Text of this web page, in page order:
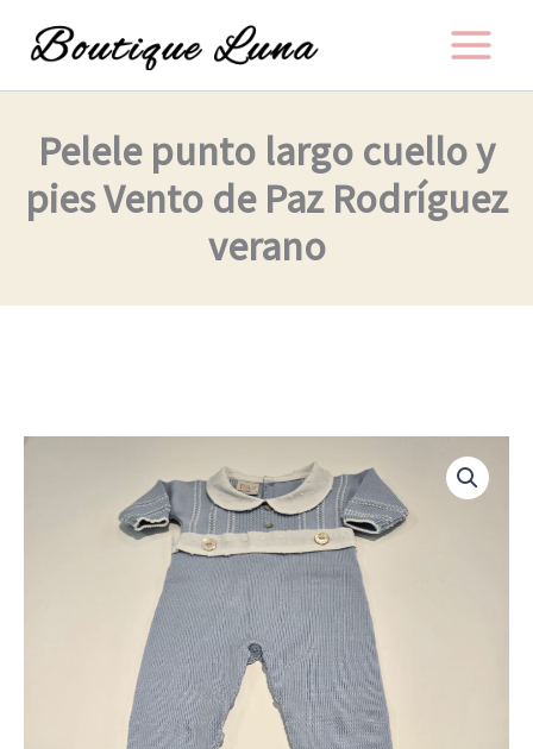
Pelele punto largo cuello y
pies Vento de Paz Rodríguez
verano